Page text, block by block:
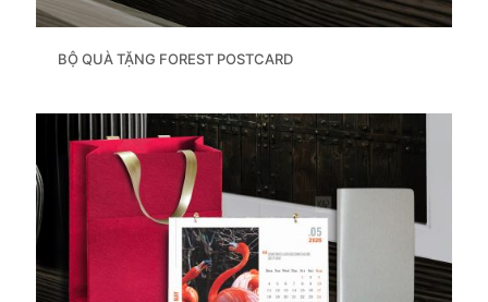
BỘ QUÀ TẶNG FOREST POSTCARD